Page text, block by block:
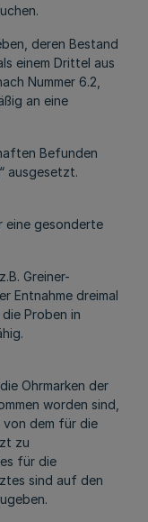
deren Bestand
einem Drittel aus
Nummer 6.2,
an eine
Befunden
ausgesetzt.
eine gesonderte
Greiner-
Entnahme dreimal
Proben in
Ohrmarken der
worden sind,
von dem für die
zu
für die
sind auf den